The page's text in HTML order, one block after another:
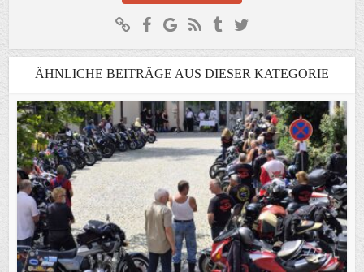
ÄHNLICHE BEITRÄGE AUS DIESER KATEGORIE